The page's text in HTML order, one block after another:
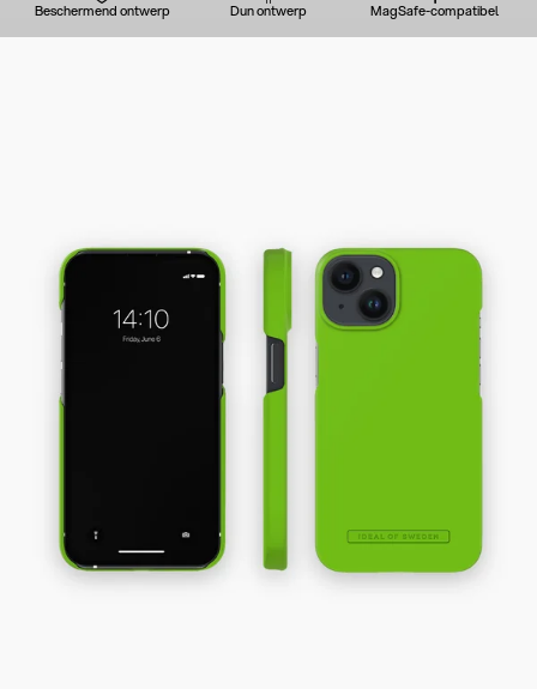
Beschermend ontwerp Dun ontwerp MagSafe-compatibel